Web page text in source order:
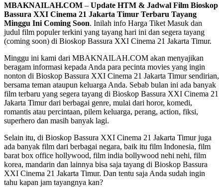
MBAKNAILAH.COM – Update HTM & Jadwal Film Bioskop
Bassura XXI Cinema 21 Jakarta Timur Terbaru Tayang
Minggu Ini Coming Soon. Inilah info Harga Tiket Masuk dan
judul film populer terkini yang tayang hari ini dan segera tayang
(coming soon) di Bioskop Bassura XXI Cinema 21 Jakarta Timur.
Minggu ini kami dari MBAKNAILAH.COM akan menyajikan
beragam informasi kepada Anda para pecinta movies yang ingin
nonton di Bioskop Bassura XXI Cinema 21 Jakarta Timur sendirian,
bersama teman ataupun keluarga Anda. Sebab bulan ini ada banyak
film terbaru yang segera tayang di Bioskop Bassura XXI Cinema 21
Jakarta Timur dari berbagai genre, mulai dari horor, komedi,
romantis atau percintaan, pilem keluarga, perang, action, fiksi,
superhero dan masih banyak lagi.
Selain itu, di Bioskop Bassura XXI Cinema 21 Jakarta Timur juga
ada banyak film dari berbagai negara, baik itu film Indonesia, film
barat box office hollywood, film india bollywood nehi nehi, film
korea, mandarin dan lainnya bisa saja tayang di Bioskop Bassura
XXI Cinema 21 Jakarta Timur. Dan tentu saja Anda sudah ingin
tahu kapan jam tayangnya kan?